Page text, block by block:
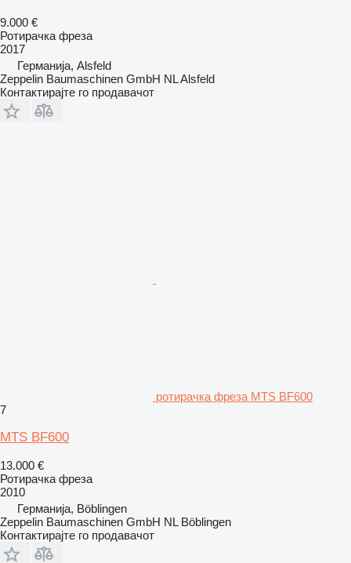
9.000 €
Ротирачка фреза
2017
Германија, Alsfeld
Zeppelin Baumaschinen GmbH NL Alsfeld
Контактирајте го продавачот
ротирачка фреза MTS BF600
7
MTS BF600
13.000 €
Ротирачка фреза
2010
Германија, Böblingen
Zeppelin Baumaschinen GmbH NL Böblingen
Контактирајте го продавачот